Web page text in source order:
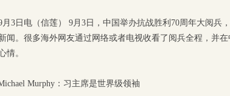
月3日电（信莲） 9月3日，中国举办抗战胜利70周年大阅兵
闻。很多海外网友通过网络或者电视收看了阅兵全程，并
情。
Murphy：习主席是世界级领袖